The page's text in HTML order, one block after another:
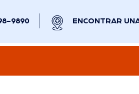
9890 ENCONTRAR